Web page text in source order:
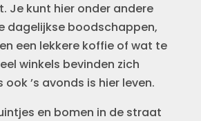
Je kunt hier onder andere
dagelijkse boodschappen,
een lekkere koffie of wat te
winkels bevinden zich
’s avonds is hier leven.
en bomen in de straat